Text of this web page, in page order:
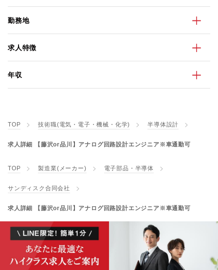
勤務地
求人特徴
年収
TOP 技術職(電気・電子・機械・化学) 半導体設計
求人詳細 【藤沢or品川】アナログ回路設計エンジニア※車通勤可
TOP 製造業(メーカー) 電子部品・半導体
サンディスク合同会社
求人詳細 【藤沢or品川】アナログ回路設計エンジニア※車通勤可